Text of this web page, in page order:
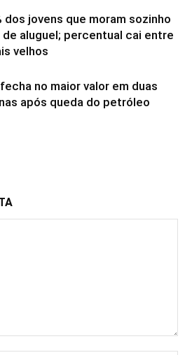
dos jovens que moram sozinho
de aluguel; percentual cai entre
velhos
no maior valor em duas
após queda do petróleo